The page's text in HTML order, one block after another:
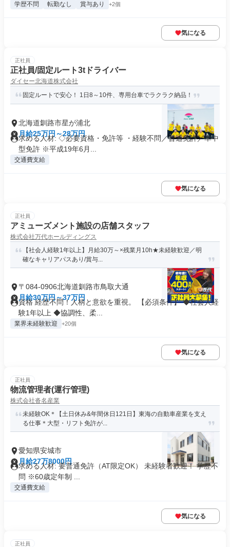
学歴不問 転勤なし 賞与あり +2個
気になる
正社員
正社員/固定ルート3tドライバー
ダイセー北海道株式会社
固定ルートで安心！ 1日8～10件、専用台車でラクラク納品！
北海道釧路市星が浦北
月給25万円～28万円
求める人材: ◇必要資格・免許等 ・経験不問／普通免許／準中
型免許 ※平成19年6月...
交通費支給
気になる
正社員
アミューズメント施設の店舗スタッフ
株式会社万代ホールディングス
【社会人経験1年以上】月給30万～×残業月10h★未経験歓迎／明
確なキャリアパスあり/賞与...
〒084-0906北海道釧路市鳥取大通
月給30万円～37万円
資格 経歴不問！人柄と意欲を重視。 【必須条件】 ◆社会人経
験1年以上 ◆協調性、柔...
業界未経験歓迎 +20個
気になる
正社員
物流管理者(運行管理)
株式会社沓名産業
未経験OK＊【土日休み&年間休日121日】東海の自動車産業を支え
る仕事＊大型・リフト免許が...
愛知県安城市
月給27万8000円
求める人材: 要普通免許（AT限定OK） 未経験者歓迎！ 学歴不
問 ※60歳定年制 ...
交通費支給
気になる
正社員